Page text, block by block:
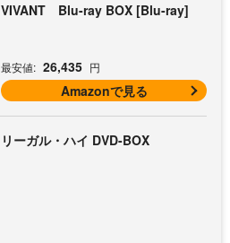
VIVANT Blu-ray BOX [Blu-ray]
最安値: 26,435 円
Amazonで見る
リーガル・ハイ DVD-BOX